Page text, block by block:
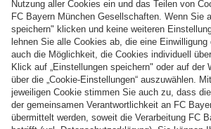
Basketball Frauen Handball Schach
Tischtennis